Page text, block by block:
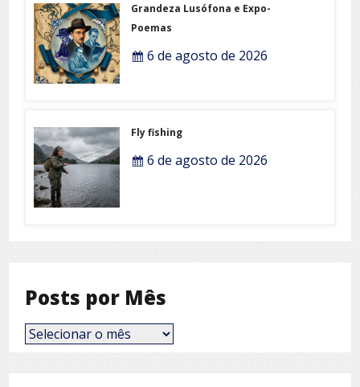
Grandeza Lusófona e Expo-
Poemas
6 de agosto de 2026
Fly fishing
6 de agosto de 2026
Posts por Mês
Posts
por